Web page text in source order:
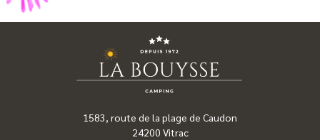
1583, route de la plage de Caudon
24200 Vitrac